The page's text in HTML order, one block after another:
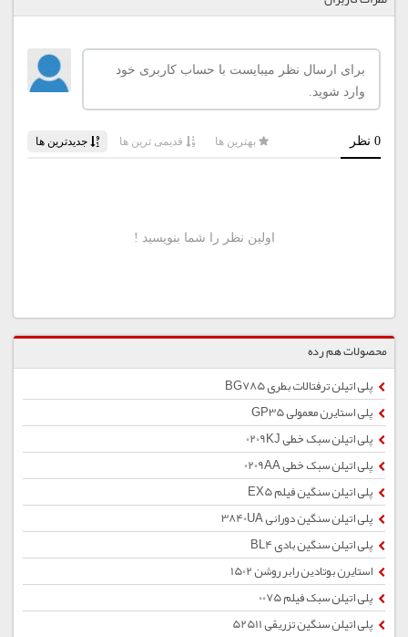
محصولات هم رده
پلی اتیلن ترفتالات بطری BG785
پلی استایرن معمولی GP35
پلی اتیلن سبک خطی 0209KJ
پلی اتیلن سبک خطی 0209AA
پلی اتیلن سنگین فیلم EX5
پلی اتیلن سنگین دورانی 3840UA
پلی اتیلن سنگین بادی BL4
استایرن بوتادین رابر روشن 1502
پلی اتیلن سبک فیلم 0075
پلی اتیلن سنگین تزریقی 52511